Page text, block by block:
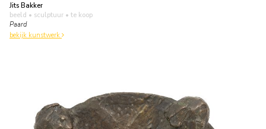
Jits Bakker
beeld • sculptuur • te koop
Paard
bekijk kunstwerk